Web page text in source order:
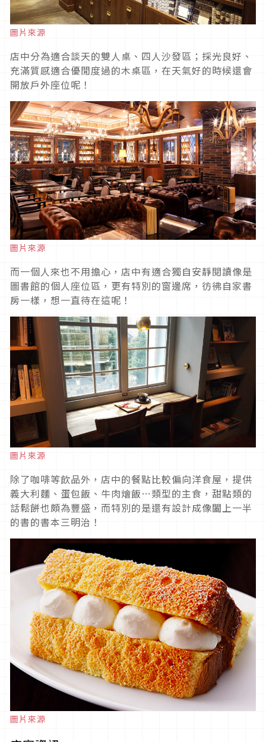
圖片來源
店中分為適合談天的雙人桌、四人沙發區；採光良好、
充滿質感適合優閒度過的木桌區，在天氣好的時候還會
開放戶外座位呢！
圖片來源
而一個人來也不用擔心，店中有適合獨自安靜閱讀像是
圖書館的個人座位區，更有特別的窗邊席，彷彿自家書
房一樣，想一直待在這呢！
圖片來源
除了咖啡等飲品外，店中的餐點比較偏向洋食屋，提供
義大利麵、蛋包飯、牛肉燴飯…類型的主食，甜點類的
話鬆餅也頗為豐盛，而特別的是還有設計成像闔上一半
的書的書本三明治！
圖片來源